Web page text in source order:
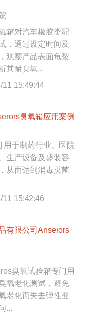
箱对汽车橡胶类配
，通过设定时间及
观察产品表面龟裂
其耐臭氧...
11 15:49:44
臭氧箱应用案例
用于制药行业、医院
生产设备及盛装容
从而达到消毒灭菌
11 15:42:46
有限公司Anserors
臭氧试验箱专门用
氧老化测试，避免
老化而失去弹性变
...